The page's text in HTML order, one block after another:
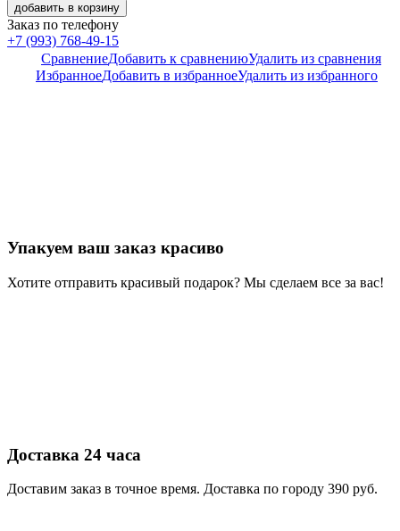
добавить в корзину
Заказ по телефону
+7 (993) 768-49-15
СравнениеДобавить к сравнениюУдалить из сравнения
ИзбранноеДобавить в избранноеУдалить из избранного
Упакуем ваш заказ красиво
Хотите отправить красивый подарок? Мы сделаем все за вас!
Доставка 24 часа
Доставим заказ в точное время. Доставка по городу 390 руб.